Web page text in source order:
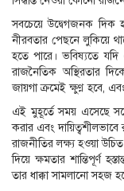
সবচেয়ে উদ্বেগজনক দিক
নীরবতার পেছনে লুকিয়ে
হতে পারে। ভবিষ্যতে
রাজনৈতিক অস্থিরতার
জায়গা ক্রমেই ক্ষুণ্ণ হবে,
এই মুহূর্তে সময় এসেছে
করার এবং
রাজনীতির লক্ষ্য হওয়া
দিয়ে ক্ষমতার শান্তিপূর্ণ
তার ধাক্কা সামলানো সহজ